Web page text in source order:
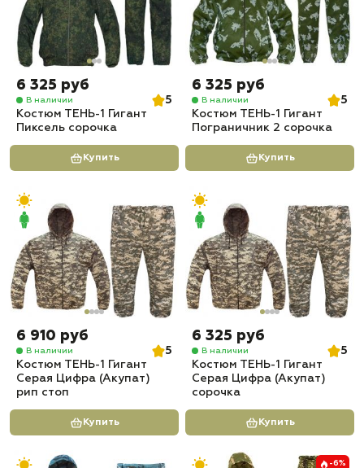
6 325 руб
В наличии
5
Костюм ТЕНЬ-1 Гигант
Пиксель сорочка
Купить
6 325 руб
В наличии
5
Костюм ТЕНЬ-1 Гигант
Пограничник 2 сорочка
Купить
6 910 руб
В наличии
5
Костюм ТЕНЬ-1 Гигант
Серая Цифра (Акупат)
рип стоп
Купить
6 325 руб
В наличии
5
Костюм ТЕНЬ-1 Гигант
Серая Цифра (Акупат)
сорочка
Купить
-6%